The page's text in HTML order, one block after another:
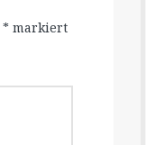
* markiert